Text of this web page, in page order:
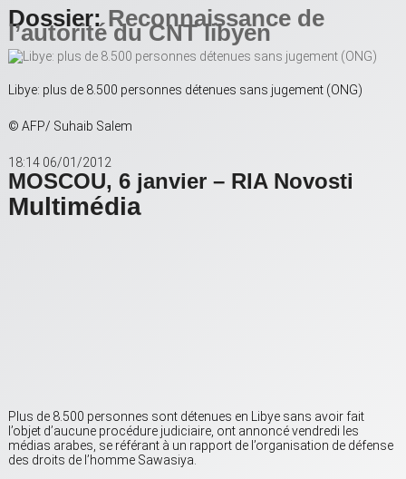
Dossier:Reconnaissance de
l’autorité du CNT libyen
Libye: plus de 8.500 personnes détenues sans jugement (ONG)
© AFP/ Suhaib Salem
18:14 06/01/2012
MOSCOU, 6 janvier – RIA Novosti
Multimédia
Plus de 8.500 personnes sont détenues en Libye sans avoir fait
l’objet d’aucune procédure judiciaire, ont annoncé vendredi les
médias arabes, se référant à un rapport de l’organisation de défense
des droits de l’homme Sawasiya.